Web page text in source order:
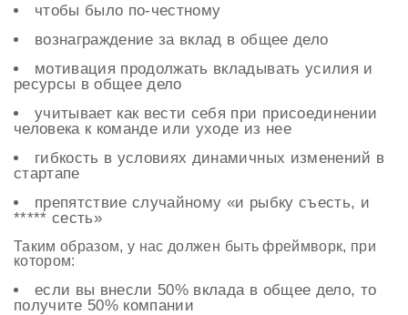
чтобы было по-честному
вознаграждение за вклад в общее дело
мотивация продолжать вкладывать усилия и
ресурсы в общее дело
учитывает как вести себя при присоединении
человека к команде или уходе из нее
гибкость в условиях динамичных изменений в
стартапе
препятствие случайному «и рыбку съесть, и
***** сесть»
Таким образом, у нас должен быть фреймворк, при
котором:
если вы внесли 50% вклада в общее дело, то
получите 50% компании